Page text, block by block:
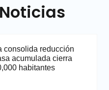
consolida reducción
acumulada cierra
habitantes